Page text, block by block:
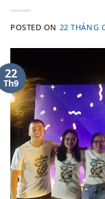
POSTED ON 22 THÁNG
22
Th9